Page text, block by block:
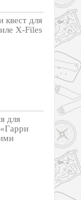
квест для
X-Files
для